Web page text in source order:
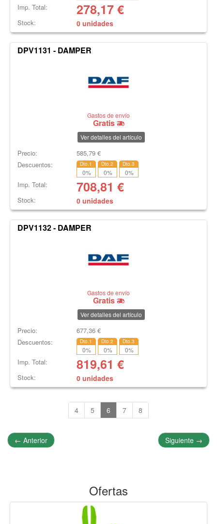
Imp. Total: 278,17€
Stock: 0 unidades
DPV1131 - DAMPER
Gastos de envío
Gratis
Ver detalles del artículo
Precio: 585,79€
Descuentos:
Dto.1
0%
Dto.2
0%
Dto.3
0%
Imp. Total: 708,81 €
Stock: 0 unidades
DPV1132 - DAMPER
Gastos de envío
Gratis
Ver detalles del artículo
Precio: 677,36€
Descuentos:
Dto.1
0%
Dto.2
0%
Dto.3
0%
Imp. Total: 819,61 €
Stock: 0 unidades
4 5 6 7 8
← Anterior Siguiente →
Ofertas